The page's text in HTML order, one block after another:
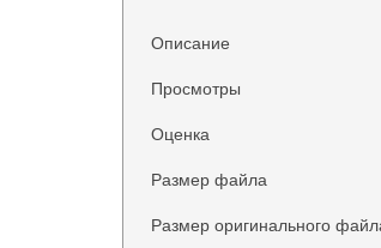
Описание
Просмотры
Оценка
Размер файла
Размер оригинального